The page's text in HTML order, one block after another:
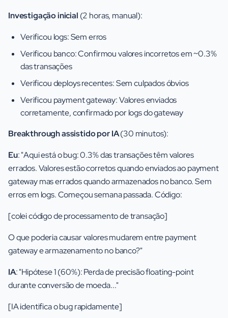
Investigação inicial (2 horas, manual):
Verificou logs: Sem erros
Verificou banco: Confirmou valores incorretos em ~0.3%
das transações
Verificou deploys recentes: Sem culpados óbvios
Verificou payment gateway: Valores enviados
corretamente, confirmado por logs do gateway
Breakthrough assistido por IA(30 minutos):
Eu: "Aqui está o bug: 0.3% das transações têm valores
errados. Valores estão corretos quando enviados ao payment
gateway mas errados quando armazenados no banco. Sem
erros em logs. Começou semana passada. Código:
[colei código de processamento de transação]
O que poderia causar valores mudarem entre payment
gateway e armazenamento no banco?"
IA: "Hipótese 1 (60%): Perda de precisão floating-point
durante conversão de moeda..."
[IA identifica o bug rapidamente]